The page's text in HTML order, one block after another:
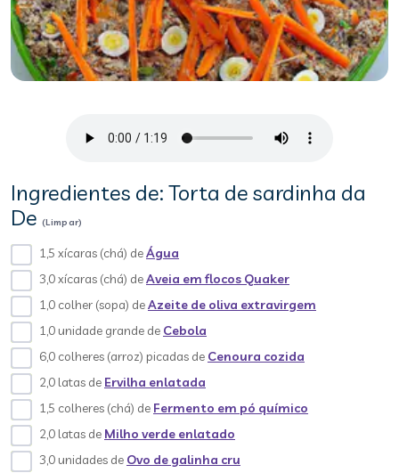
Ingredientes de: Torta de sardinha da
De (Limpar)
1,5 xícaras (chá) deÁgua
3,0 xícaras (chá) deAveia em flocos Quaker
1,0 colher (sopa) deAzeite de oliva extravirgem
1,0 unidade grande de Cebola
6,0 colheres (arroz) picadas de Cenoura cozida
2,0 latas de Ervilha enlatada
1,5 colheres (chá) de Fermento em pó químico
2,0 latas de Milho verde enlatado
3,0 unidades de Ovo de galinha cru